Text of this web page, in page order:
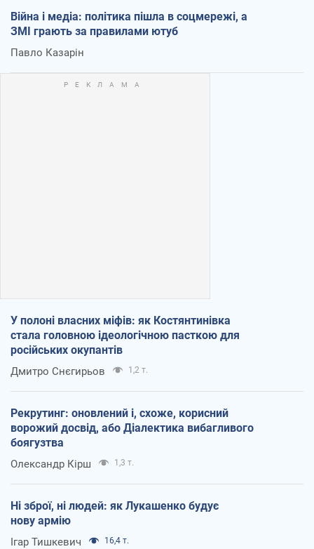
Війна і медіа: політика пішла в соцмережі, а
ЗМІ грають за правилами ютуб
Павло Казарін
У полоні власних міфів: як Костянтинівка
стала головною ідеологічною пасткою для
російських окупантів
Дмитро Снєгирьов 1,2 т.
Рекрутинг: оновлений і, схоже, корисний
ворожий досвід, або Діалектика вибагливого
боягузтва
Олександр Кірш 1,3 т.
Ні зброї, ні людей: як Лукашенко будує
нову армію
Ігар Тишкевич 16,4 т.